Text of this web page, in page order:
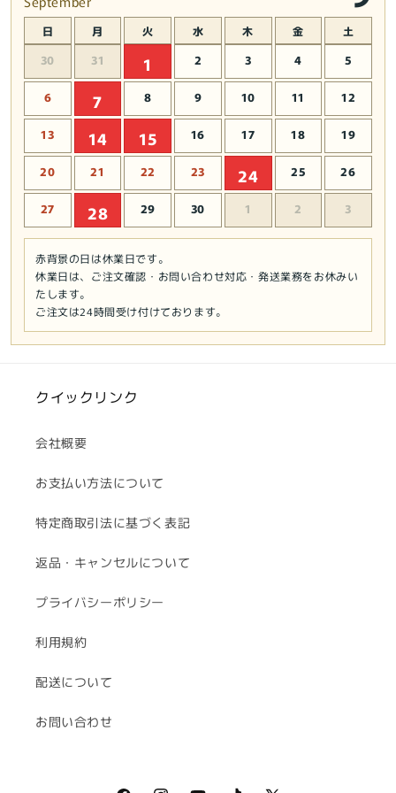
日 月 火 水 木 金 土
30 31 1 2 3 4 5
6 7 8 9 10 11 12
13 14 15 16 17 18 19
20 21 22 23 24 25 26
27 28 29 30 1 2 3
赤背景の日は休業日です。
休業日は、ご注文確認・お問い合わせ対応・発送業務をお休みい
たします。
ご注文は24時間受け付けております。
クイックリンク
会社概要
お支払い方法について
特定商取引法に基づく表記
返品・キャンセルについて
プライバシーポリシー
利用規約
配送について
お問い合わせ